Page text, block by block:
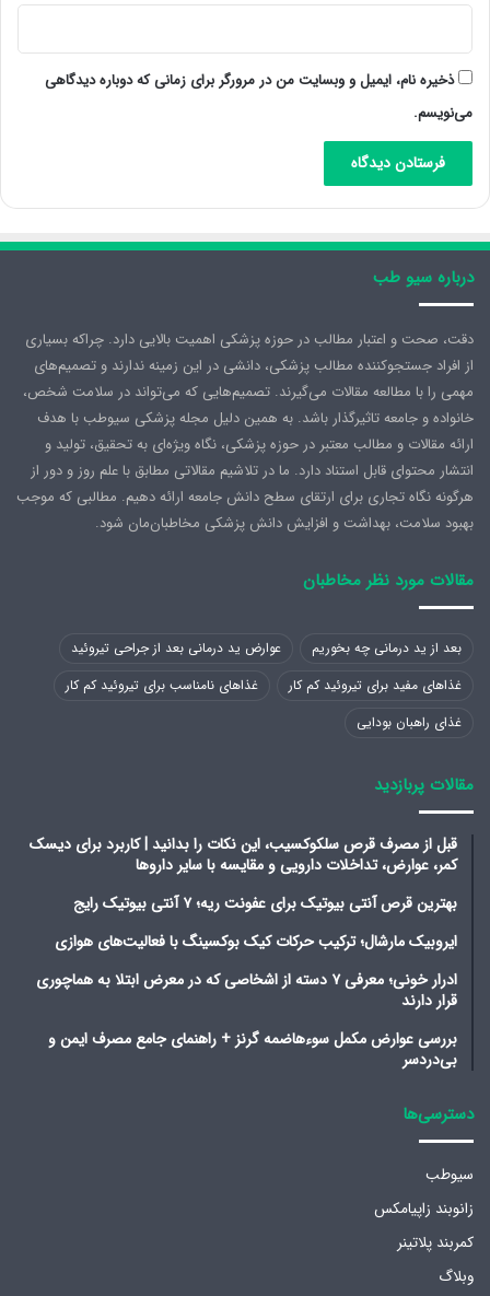
ذخیره نام، ایمیل و وبسایت من در مرورگر برای زمانی که دوباره دیدگاهی
می‌نویسم.
درباره سیو طب
دقت، صحت و اعتبار مطالب در حوزه پزشکی اهمیت بالایی دارد. چراکه بسیاری
از افراد جستجوکننده مطالب پزشکی، دانشی در این زمینه ندارند و تصمیم‌های
مهمی را با مطالعه مقالات می‌گیرند. تصمیم‌هایی که می‌تواند در سلامت شخص،
خانواده و جامعه تاثیرگذار باشد. به همین دلیل مجله پزشکی سیوطب با هدف
ارائه مقالات و مطالب معتبر در حوزه پزشکی، نگاه ویژه‌ای به تحقیق، تولید و
انتشار محتوای قابل استناد دارد. ما در تلاشیم مقالاتی مطابق با علم روز و دور از
هرگونه نگاه تجاری برای ارتقای سطح دانش جامعه ارائه دهیم. مطالبی که موجب
بهبود سلامت، بهداشت و افزایش دانش پزشکی مخاطبان‌مان شود.
مقالات مورد نظر مخاطبان
بعد از ید درمانی چه بخوریم
عوارض ید درمانی بعد از جراحی تیروئید
غذاهای مفید برای تیروئید کم کار
غذاهای نامناسب برای تیروئید کم کار
غذای راهبان بودایی
مقالات پربازدید
قبل از مصرف قرص سلکوکسیب، این نکات را بدانید | کاربرد برای دیسک
کمر، عوارض، تداخلات دارویی و مقایسه با سایر داروها
بهترین قرص آنتی بیوتیک برای عفونت ریه؛ ۷ آنتی بیوتیک رایج
ایروبیک مارشال؛ ترکیب حرکات کیک بوکسینگ با فعالیت‌های هوازی
ادرار خونی؛ معرفی ۷ دسته از اشخاصی که در معرض ابتلا به هماچوری
قرار دارند
بررسی عوارض مکمل سوءهاضمه گرنز + راهنمای جامع مصرف ایمن و
بی‌دردسر
دسترسی‌ها
سیوطب
زانوبند زاپیامکس
کمربند پلاتینر
وبلاگ